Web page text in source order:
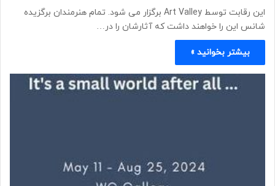
این رقابت توسط Art Valley برگزار می شود. تمام هنرمندان برگزیده
شانس این را خواهند داشت که آثارشان را در…
بیشتر بخوانید »